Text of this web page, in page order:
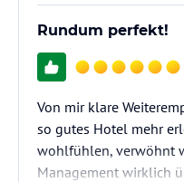
Rundum perfekt!
Von mir klare
so gutes Hotel mehr
wohlfühlen, verwöhnt
Management wirklich